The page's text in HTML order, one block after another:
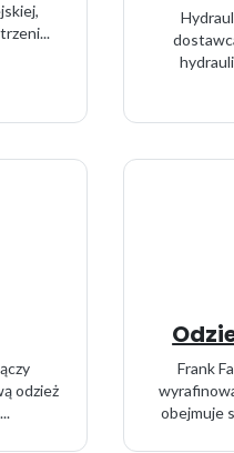
odzież
Frank
obejmuje